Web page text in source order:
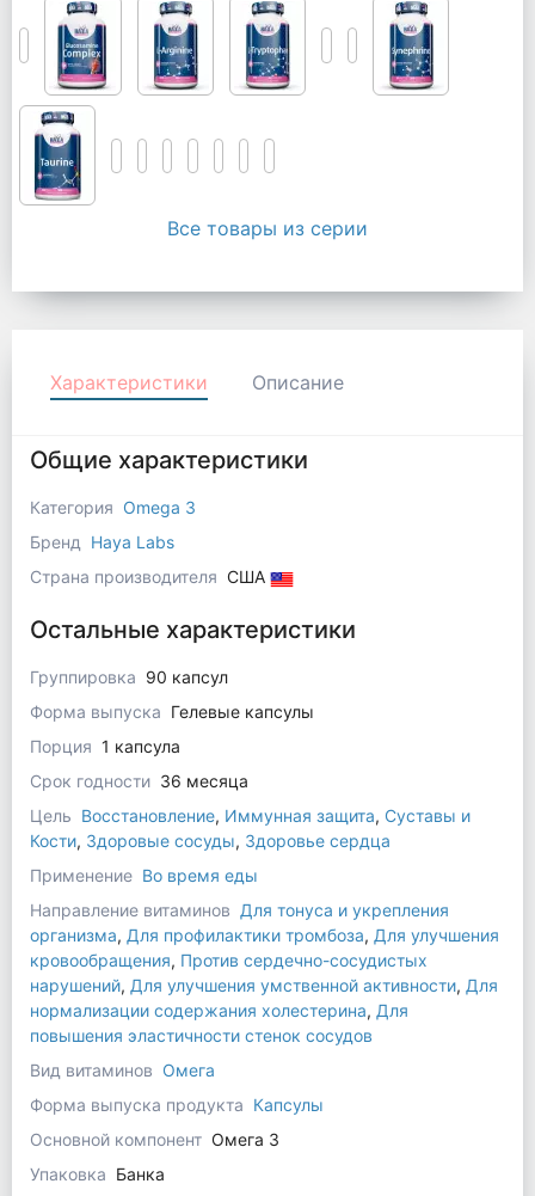
Все товары из серии
Характеристики Описание
Общие характеристики
Категория Omega 3
Бренд Haya Labs
Страна производителя США
Остальные характеристики
Группировка 90 капсул
Форма выпуска Гелевые капсулы
Порция 1 капсула
Срок годности 36 месяца
Цель Восстановление, Иммунная защита, Суставы и
Кости, Здоровые сосуды, Здоровье сердца
Применение Во время еды
Направление витаминов Для тонуса и укрепления
организма, Для профилактики тромбоза, Для улучшения
кровообращения, Против сердечно-сосудистых
нарушений, Для улучшения умственной активности, Для
нормализации содержания холестерина, Для
повышения эластичности стенок сосудов
Вид витаминов Омега
Форма выпуска продукта Капсулы
Основной компонент Омега 3
Упаковка Банка